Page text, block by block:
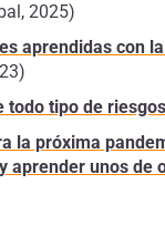
2025)
aprendidas con
todo tipo de
la próxima
aprender unos de